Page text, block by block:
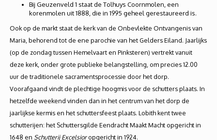
Bij Geuzenveld 1 staat de Tolhuys Coornmolen, een
korenmolen uit 1888, die in 1995 geheel gerestaureerd is.
Ook op de markt staat de kerk van de Onbevlekte Ontvangenis van
Maria, behorend tot de ene parochie van het Gelders Eiland. Jaarlijks
(op de zondag tussen Hemelvaart en Pinksteren) vertrekt vanuit
deze kerk, onder grote publieke belangstelling, om precies 12.00
uur de traditionele sacramentsprocessie door het dorp.
Voorafgaand vindt de plechtige hoogmis voor de schutters plaats. In
hetzelfde weekend vinden dan in het centrum van het dorp de
jaarlijkse kermis en het schuttersfeest plaats. Lobith kent twee
schutterijen: het Schuttersgilde Eendracht Maakt Macht opgericht in
1648 en Schutterij Excelsioropgericht in 1924.